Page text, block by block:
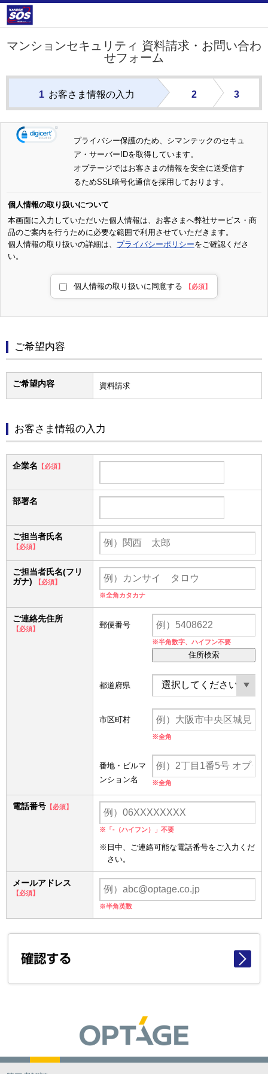
マンションセキュリティ 資料請求・お問い合わ
せフォーム
1 お客さま情報の入力 2 3
プライバシー保護のため、シマンテックのセキュ
ア・サーバーIDを取得しています。
オプテージではお客さまの情報を安全に送受信す
るためSSL暗号化通信を採用しております。
個人情報の取り扱いについて
本画面に入力していただいた個人情報は、お客さまへ弊社サービス・商
品のご案内を行うために必要な範囲で利用させていただきます。
個人情報の取り扱いの詳細は、 プライバシーポリシーをご確認くださ
い。
個人情報の取り扱いに同意する 【必須】
ご希望内容
ご希望内容 資料請求
お客さま情報の入力
企業名 【必須】
部署名
ご担当者氏名
【必須】
ご担当者氏名(フリ
ガナ)
【必須】
※全角カタカナ
ご連絡先住所
【必須】 郵便番号
※半角数字、ハイフン不要
住所検索
都道府県
市区町村
※全角
番地・ビルマ
ンション名
※全角
電話番号 【必須】
※「-（ハイフン）」不要
※日中、ご連絡可能な電話番号をご入力くだ
さい。
メールアドレス
【必須】
※半角英数